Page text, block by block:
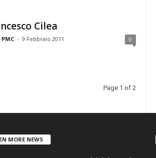
Cilea
- 9 Febbraio 2011 0
Page 1 of 2
MORE NEWS